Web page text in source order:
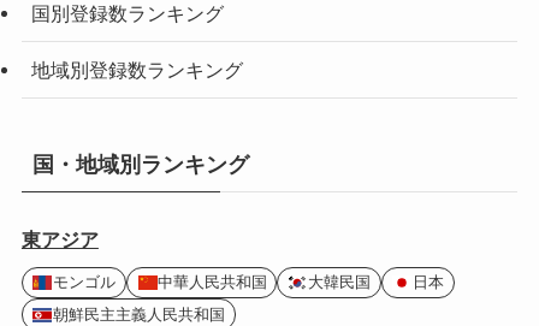
国別登録数ランキング
地域別登録数ランキング
国・地域別ランキング
東アジア
モンゴル 中華人民共和国 大韓民国
日本
朝鮮民主主義人民共和国